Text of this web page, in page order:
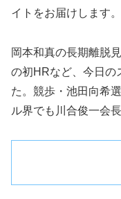
イトをお届けします。
岡本和真の長期離脱
の初HRなど、今日の
た。競歩・池田向希
ル界でも川合俊一会